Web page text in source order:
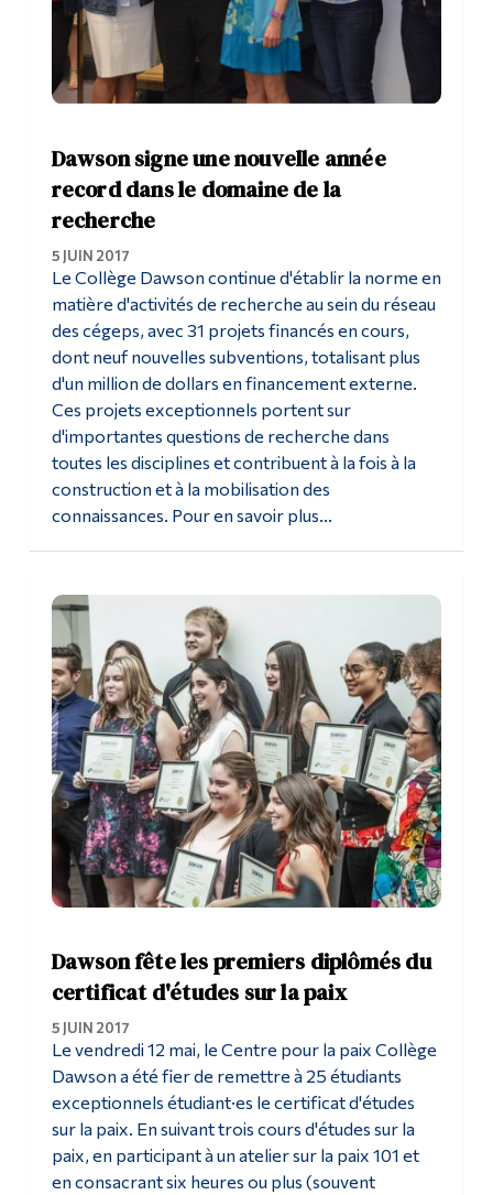
Dawson signe une nouvelle année
record dans le domaine de la
recherche
5 JUIN 2017
Le Collège Dawson continue d'établir la norme en
matière d'activités de recherche au sein du réseau
des cégeps, avec 31 projets financés en cours,
dont neuf nouvelles subventions, totalisant plus
d'un million de dollars en financement externe.
Ces projets exceptionnels portent sur
d'importantes questions de recherche dans
toutes les disciplines et contribuent à la fois à la
construction et à la mobilisation des
connaissances. Pour en savoir plus...
Dawson fête les premiers diplômés du
certificat d'études sur la paix
5 JUIN 2017
Le vendredi 12 mai, le Centre pour la paix Collège
Dawson a été fier de remettre à 25 étudiants
exceptionnels étudiant·es le certificat d'études
sur la paix. En suivant trois cours d'études sur la
paix, en participant à un atelier sur la paix 101 et
en consacrant six heures ou plus (souvent